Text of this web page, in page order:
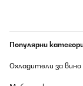
Популярни
Охладители за вино